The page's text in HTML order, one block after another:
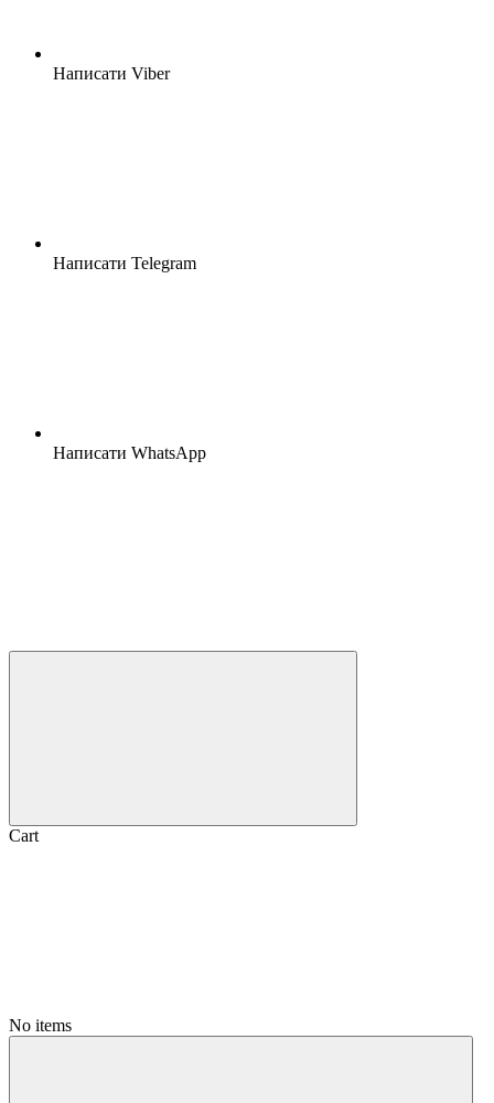
Написати Viber
Написати Telegram
Написати WhatsApp
Cart
No items